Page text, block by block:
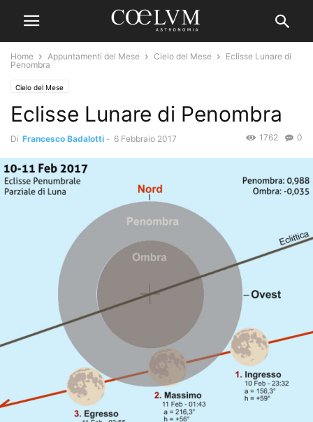
Home Appuntamenti del Mese Cielo del Mese
Eclisse Lunare di
Penombra
Cielo del Mese
Eclisse Lunare di Penombra
Di Francesco Badalotti - 6 Febbraio 2017 0
1762